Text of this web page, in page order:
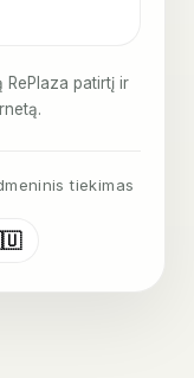
RePlaza patirtį ir
tiekimas